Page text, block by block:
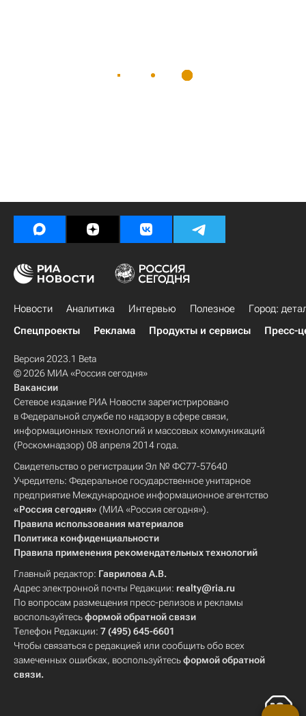
Новости Аналитика Интервью Полезное
Город:
Спецпроекты
Реклама Продукты и сервисы Пресс-
Версия 2023.1 Beta
© 2026 МИА «Россия сегодня»
Вакансии
Сетевое издание РИА Новости зарегистрировано
в Федеральной службе по надзору в сфере связи,
информационных технологий и массовых коммуникаций
(Роскомнадзор) 08 апреля 2014 года.
Свидетельство о регистрации Эл № ФС77-57640
Учредитель: Федеральное государственное унитарное
предприятие Международное информационное агентство
«Россия сегодня» (МИА «Россия сегодня»).
Правила использования материалов
Политика конфиденциальности
Правила применения рекомендательных технологий
Главный редактор: Гаврилова А.В.
Адрес электронной почты Редакции: realty@ria.ru
По вопросам размещения пресс-релизов и рекламы
воспользуйтесьформой обратной связи
Телефон Редакции: 7 (495) 645-6601
Чтобы связаться с редакцией или сообщить обо всех
замеченных ошибках, воспользуйтесьформой обратной
связи.